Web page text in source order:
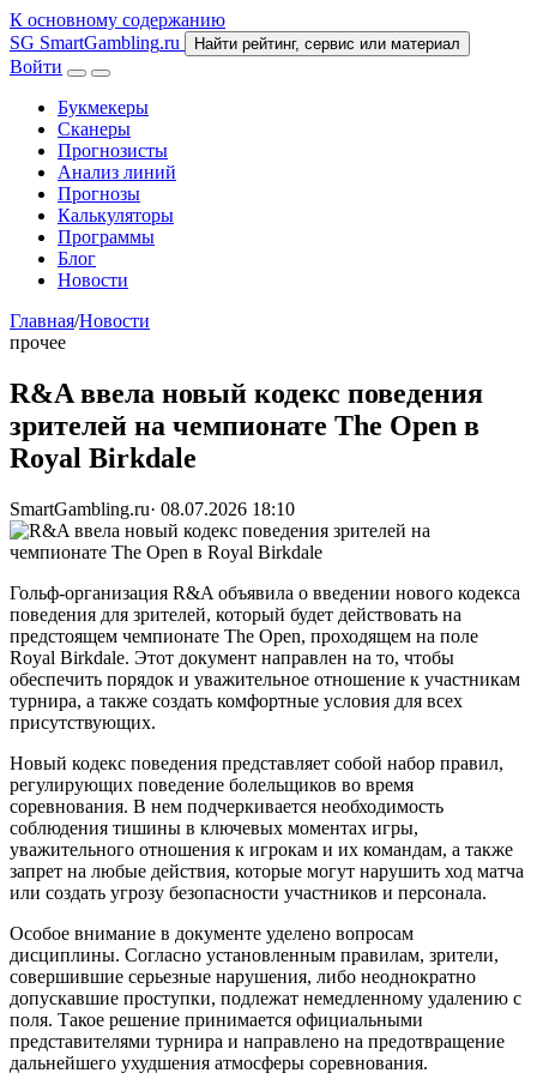
К основному содержанию
SG SmartGambling.ru Найти рейтинг, сервис или материал
Войти
Букмекеры
Сканеры
Прогнозисты
Анализ линий
Прогнозы
Калькуляторы
Программы
Блог
Новости
Главная/Новости
прочее
R&A ввела новый кодекс поведения
зрителей на чемпионате The Open в
Royal Birkdale
SmartGambling.ru· 08.07.2026 18:10
Гольф-организация R&A объявила о введении нового кодекса
поведения для зрителей, который будет действовать на
предстоящем чемпионате The Open, проходящем на поле
Royal Birkdale. Этот документ направлен на то, чтобы
обеспечить порядок и уважительное отношение к участникам
турнира, а также создать комфортные условия для всех
присутствующих.
Новый кодекс поведения представляет собой набор правил,
регулирующих поведение болельщиков во время
соревнования. В нем подчеркивается необходимость
соблюдения тишины в ключевых моментах игры,
уважительного отношения к игрокам и их командам, а также
запрет на любые действия, которые могут нарушить ход матча
или создать угрозу безопасности участников и персонала.
Особое внимание в документе уделено вопросам
дисциплины. Согласно установленным правилам, зрители,
совершившие серьезные нарушения, либо неоднократно
допускавшие проступки, подлежат немедленному удалению с
поля. Такое решение принимается официальными
представителями турнира и направлено на предотвращение
дальнейшего ухудшения атмосферы соревнования.